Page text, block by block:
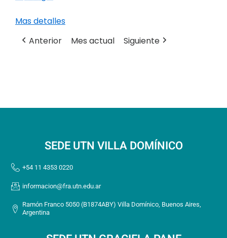
Mas detalles
Anterior
Mes actual Siguiente
SEDE UTN VILLA DOMÍNICO
+54 11 4353 0220
informacion@fra.utn.edu.ar
Ramón Franco 5050 (B1874ABY) Villa Domínico, Buenos Aires,
Argentina